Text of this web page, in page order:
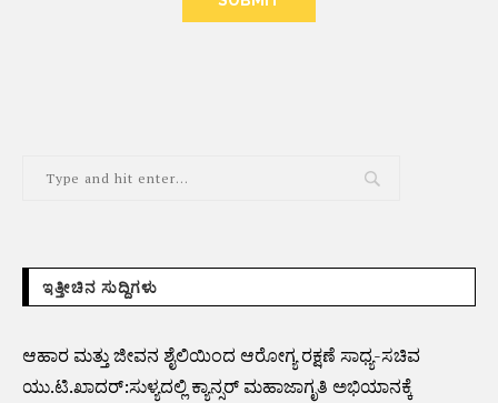
ಇತ್ತೀಚಿನ ಸುದ್ದಿಗಳು
ಆಹಾರ ಮತ್ತು ಜೀವನ ಶೈಲಿಯಿಂದ ಆರೋಗ್ಯ ರಕ್ಷಣೆ ಸಾಧ್ಯ-ಸಚಿವ
ಯು.ಟಿ.ಖಾದರ್:ಸುಳ್ಯದಲ್ಲಿ ಕ್ಯಾನ್ಸರ್ ಮಹಾಜಾಗೃತಿ ಅಭಿಯಾನಕ್ಕೆ